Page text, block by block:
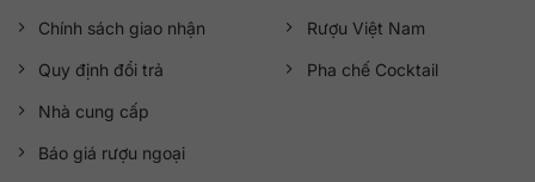
Chính sách giao nhận
Quy định đổi trả
Nhà cung cấp
Báo giá rượu ngoại
Rượu Việt Nam
Pha chế Cocktail